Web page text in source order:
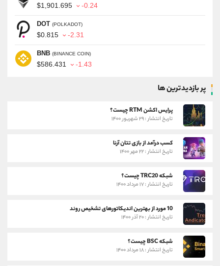
$1,901.695 -0.24
DOT (POLKADOT)
$0.815 -2.31
BNB (BINANCE COIN)
$586.431 -1.43
پر بازدیدترین ها
پرایس اکشن RTM چیست؟
تاریخ انتشار : ۲۹ شهریور ۱۴۰۰
کسب درآمد از بازی تتان آرنا
تاریخ انتشار : ۲۲ مهر ۱۴۰۰
شبکه TRC20 چیست؟
تاریخ انتشار : ۱۷ مرداد ۱۴۰۰
10 مورد از بهترین اندیکاتورهای تشخیص روند
تاریخ انتشار : ۲۰ آذر ۱۴۰۰
شبکه BSC چیست؟
تاریخ انتشار : ۱۸ مرداد ۱۴۰۰